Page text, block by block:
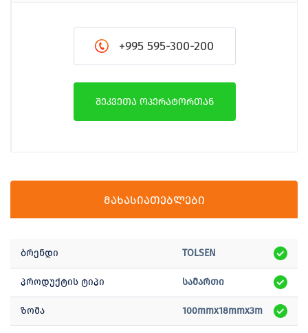
+995 595-300-200
შეკვეთა ოპერატორთან
მახასიათებლები
ბრენდი TOLSEN
პროდუქტის ტიპი სამართი
ზომა 100mmx18mmx3m